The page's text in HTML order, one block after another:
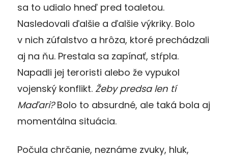
sa to udialo hneď pred toaletou.
Nasledovali ďalšie a ďalšie výkriky. Bolo
v nich zúfalstvo a hrôza, ktoré prechádzali
aj na ňu. Prestala sa zapínať, stŕpla.
Napadli jej teroristi alebo že vypukol
vojenský konflikt. Žeby predsa len tí
Maďari?Bolo to absurdné, ale taká bola aj
momentálna situácia.
Počula chrčanie, neznáme zvuky, hluk,